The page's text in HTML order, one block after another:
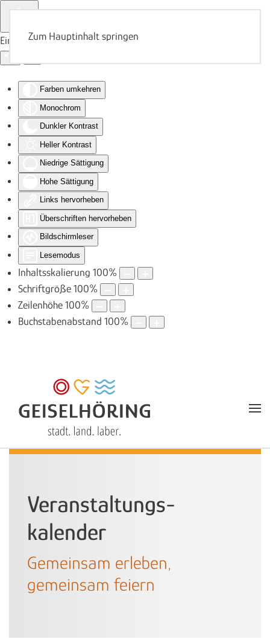
Eingabehilfen öffnen
Farben umkehren
Monochrom
Dunkler Kontrast
Heller Kontrast
Niedrige Sättigung
Hohe Sättigung
Links hervorheben
Überschriften hervorheben
Bildschirmleser
Lesemodus
Inhaltsskalierung 100%
Schriftgröße 100%
Zeilenhöhe 100%
Buchstabenabstand 100%
Zum Hauptinhalt springen
Veranstaltungs­
kalender
Gemeinsam erleben,
gemeinsam feiern